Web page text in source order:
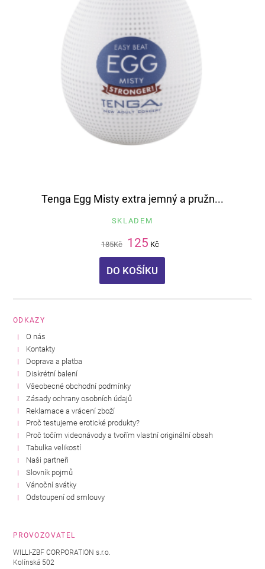
Tenga Egg Misty extra jemný a pružn...
SKLADEM
185Kč 125 Kč
DO KOŠÍKU
ODKAZY
O nás
Kontakty
Doprava a platba
Diskrétní balení
Všeobecné obchodní podmínky
Zásady ochrany osobních údajů
Reklamace a vrácení zboží
Proč testujeme erotické produkty?
Proč točím videonávody a tvořím vlastní originální obsah
Tabulka velikostí
Naši partneři
Slovník pojmů
Vánoční svátky
Odstoupení od smlouvy
PROVOZOVATEL
WILLI-ZBF CORPORATION s.r.o.
Kolínská 502